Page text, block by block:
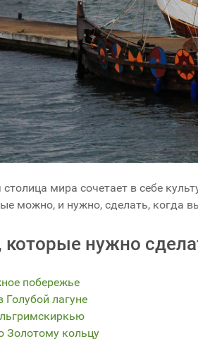
мира сочетает в себе
можно, и нужно, сделать, когда
нужно
побережье
Голубой лагуне
Золотому кольцу